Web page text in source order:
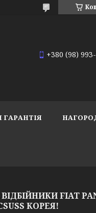
+380 (98)
FIAT
КОРЕЯ!